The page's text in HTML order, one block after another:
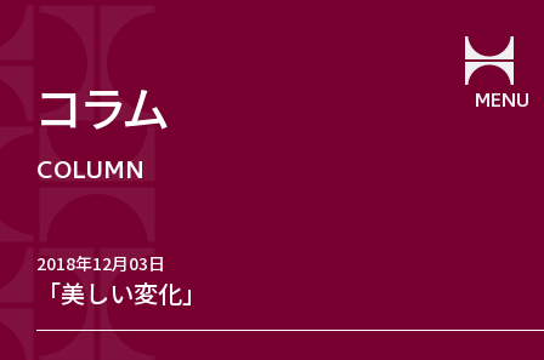
MENU
コラム
「美しい変化」
2018年12月03日